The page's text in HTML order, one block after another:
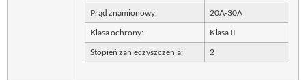
Prąd znamionowy: 20A-30A
Klasa ochrony: Klasa II
Stopień zanieczyszczenia: 2